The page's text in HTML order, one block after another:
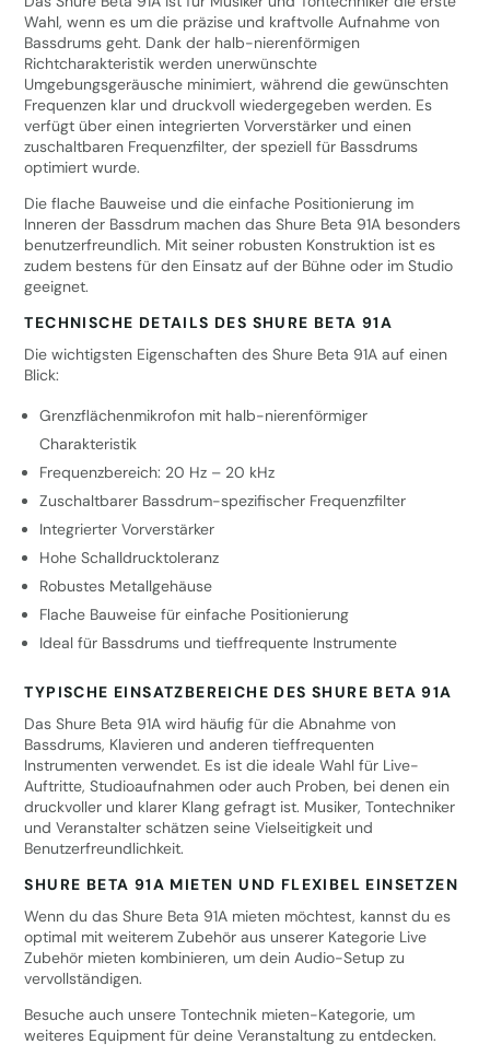
Wahl, wenn es um die präzise und kraftvolle Aufnahme von
Bassdrums geht. Dank der halb-nierenförmigen
Richtcharakteristik werden unerwünschte
Umgebungsgeräusche minimiert, während die gewünschten
Frequenzen klar und druckvoll wiedergegeben werden. Es
verfügt über einen integrierten Vorverstärker und einen
zuschaltbaren Frequenzfilter, der speziell für Bassdrums
optimiert wurde.
Die flache Bauweise und die einfache Positionierung im
Inneren der Bassdrum machen das Shure Beta 91A besonders
benutzerfreundlich. Mit seiner robusten Konstruktion ist es
zudem bestens für den Einsatz auf der Bühne oder im Studio
geeignet.
TECHNISCHE DETAILS DES SHURE BETA 91A
Die wichtigsten Eigenschaften des Shure Beta 91A auf einen
Blick:
Grenzflächenmikrofon mit halb-nierenförmiger
Charakteristik
Frequenzbereich: 20 Hz – 20 kHz
Zuschaltbarer Bassdrum-spezifischer Frequenzfilter
Integrierter Vorverstärker
Hohe Schalldrucktoleranz
Robustes Metallgehäuse
Flache Bauweise für einfache Positionierung
Ideal für Bassdrums und tieffrequente Instrumente
TYPISCHE EINSATZBEREICHE DES SHURE BETA 91A
Das Shure Beta 91A wird häufig für die Abnahme von
Bassdrums, Klavieren und anderen tieffrequenten
Instrumenten verwendet. Es ist die ideale Wahl für Live-
Auftritte, Studioaufnahmen oder auch Proben, bei denen ein
druckvoller und klarer Klang gefragt ist. Musiker, Tontechniker
und Veranstalter schätzen seine Vielseitigkeit und
Benutzerfreundlichkeit.
SHURE BETA 91A MIETEN UND FLEXIBEL EINSETZEN
Wenn du das Shure Beta 91A mieten möchtest, kannst du es
optimal mit weiterem Zubehör aus unserer Kategorie Live
Zubehör mieten kombinieren, um dein Audio-Setup zu
vervollständigen.
Besuche auch unsereTontechnik mieten-Kategorie, um
weiteres Equipment für deine Veranstaltung zu entdecken.